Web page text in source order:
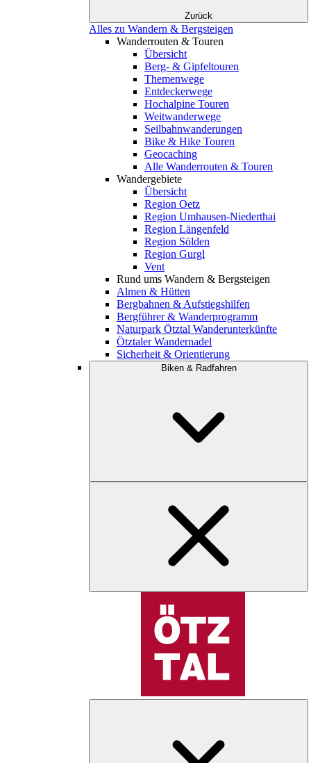
Zurück
Alles zu Wandern & Bergsteigen
Wanderrouten & Touren
Übersicht
Berg- & Gipfeltouren
Themenwege
Entdeckerwege
Hochalpine Touren
Weitwanderwege
Seilbahnwanderungen
Bike & Hike Touren
Geocaching
Alle Wanderrouten & Touren
Wandergebiete
Übersicht
Region Oetz
Region Umhausen-Niederthai
Region Längenfeld
Region Sölden
Region Gurgl
Vent
Rund ums Wandern & Bergsteigen
Almen & Hütten
Bergbahnen & Aufstiegshilfen
Bergführer & Wanderprogramm
Naturpark Ötztal Wanderunterkünfte
Ötztaler Wandernadel
Sicherheit & Orientierung
Biken & Radfahren